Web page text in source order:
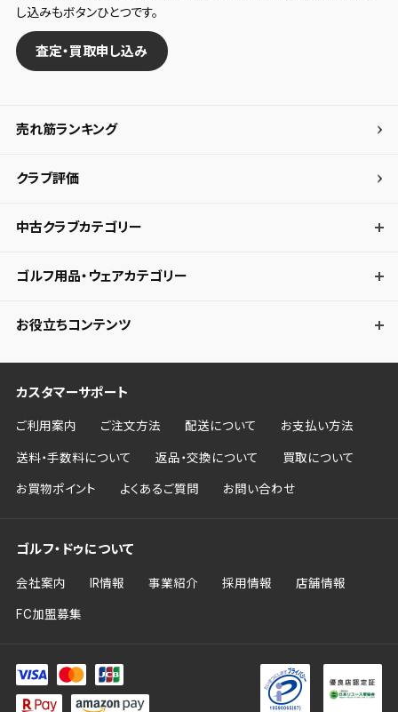
し込みもボタンひとつです。
査定・買取申し込み
売れ筋ランキング
クラブ評価
中古クラブカテゴリー
ゴルフ用品・ウェアカテゴリー
お役立ちコンテンツ
カスタマーサポート
ご利用案内 ご注文方法 配送について お支払い方法
送料・手数料について 返品・交換について 買取について
お買物ポイント よくあるご質問 お問い合わせ
ゴルフ・ドゥについて
会社案内 IR情報 事業紹介 採用情報 店舗情報
FC加盟募集